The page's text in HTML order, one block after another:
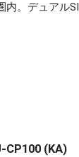
内。デュアル
(KA)